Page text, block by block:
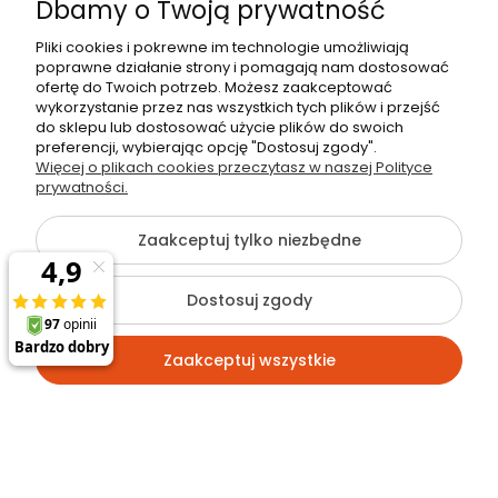
30-812 Kraków
Dane firmy
Radosław Bielik P.H.U. RBL
Kraków, 30-823
ul. Muzyków 6
NIP: 679-251-35-10
REGON: 120463253
©2026 Wszelkie Prawa Zastrzeżone | rbl24.pl
Szablon Flex by Ecommercy
Dbamy o Twoją prywatność
Pliki cookies i pokrewne im technologie umożliwiają
poprawne działanie strony i pomagają nam dostosować
ofertę do Twoich potrzeb. Możesz zaakceptować
wykorzystanie przez nas wszystkich tych plików i przejść
do sklepu lub dostosować użycie plików do swoich
preferencji, wybierając opcję "Dostosuj zgody".
Więcej o plikach cookies przeczytasz w naszej Polityce
prywatności.
Zaakceptuj tylko niezbędne
Dostosuj zgody
Zaakceptuj wszystkie